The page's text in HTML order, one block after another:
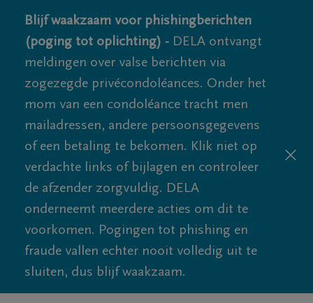
Blijf waakzaam voor phishingberichten
(poging tot oplichting) - DELA ontvangt
meldingen over valse berichten via
zogezegde privécondoléances. Onder het
mom van een condoléance tracht men
mailadressen, andere persoonsgegevens
of een betaling te bekomen. Klik niet op
verdachte links of bijlagen en controleer
de afzender zorgvuldig. DELA
onderneemt meerdere acties om dit te
voorkomen. Pogingen tot phishing en
fraude vallen echter nooit volledig uit te
sluiten, dus blijf waakzaam.